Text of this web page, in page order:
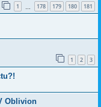
1 178 179 180 181
1 2 3
Oblivion